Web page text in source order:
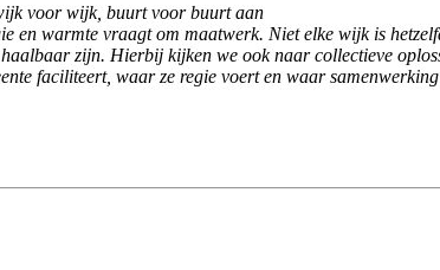
voor wijk, buurt voor buurt aan
en warmte vraagt om maatwerk. Niet elke wijk is
zijn. Hierbij kijken we ook naar collectieve
faciliteert, waar ze regie voert en waar